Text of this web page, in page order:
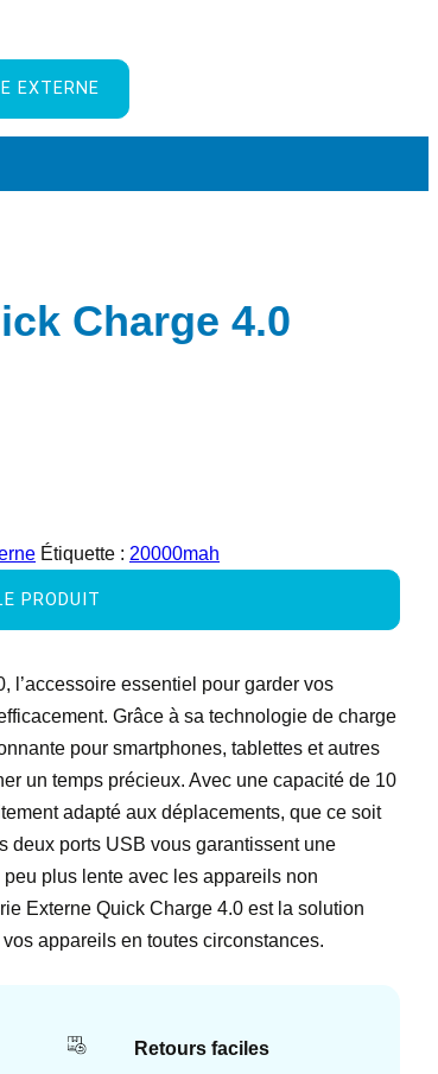
EXTERNE
Charge 4.0
Étiquette : 20000mah
PRODUIT
l’accessoire essentiel pour garder vos
Grâce à sa technologie de charge
pour smartphones, tablettes et autres
un temps précieux. Avec une capacité de 10
adapté aux déplacements, que ce soit
deux ports USB vous garantissent une
plus lente avec les appareils non
Externe Quick Charge 4.0 est la solution
appareils en toutes circonstances.
Retours faciles